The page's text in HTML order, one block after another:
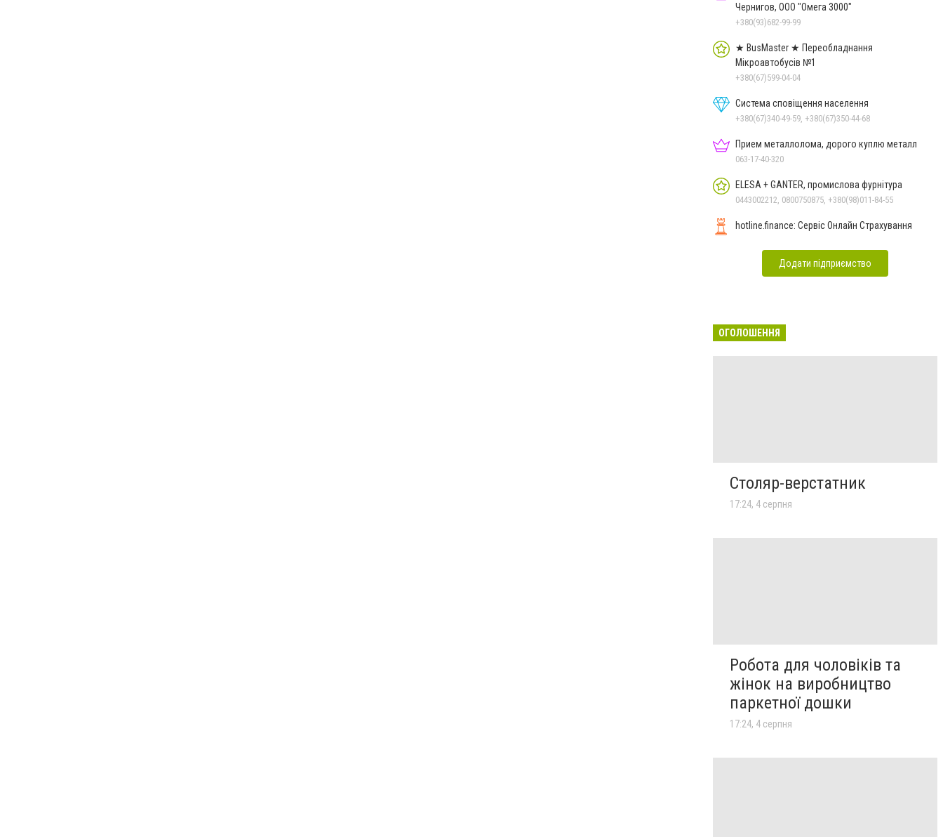
Чернигов, ООО "Омега 3000"
+380(93)682-99-99
★ BusMaster ★ Переобладнання
Мікроавтобусів №1
+380(67)599-04-04
Система сповіщення населення
+380(67)340-49-59, +380(67)350-44-68
Прием металлолома, дорого куплю металл
063-17-40-320
ELESA + GANTER, промислова фурнітура
0443002212, 0800750875, +380(98)011-84-55
hotline.finance: Сервіс Онлайн Страхування
Додати підприємство
ОГОЛОШЕННЯ
Столяр-верстатник
17:24, 4 серпня
Робота для чоловіків та
жінок на виробництво
паркетної дошки
17:24, 4 серпня